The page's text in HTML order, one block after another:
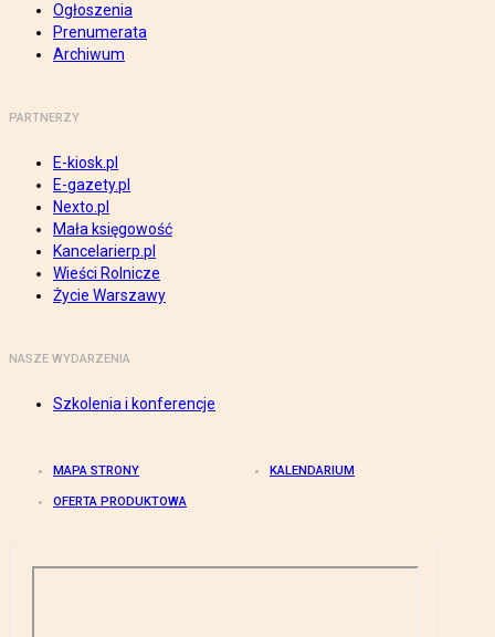
Ogłoszenia
Prenumerata
Archiwum
PARTNERZY
E-kiosk.pl
E-gazety.pl
Nexto.pl
Mała księgowość
Kancelarierp.pl
Wieści Rolnicze
Życie Warszawy
NASZE WYDARZENIA
Szkolenia i konferencje
MAPA STRONY KALENDARIUM
OFERTA PRODUKTOWA